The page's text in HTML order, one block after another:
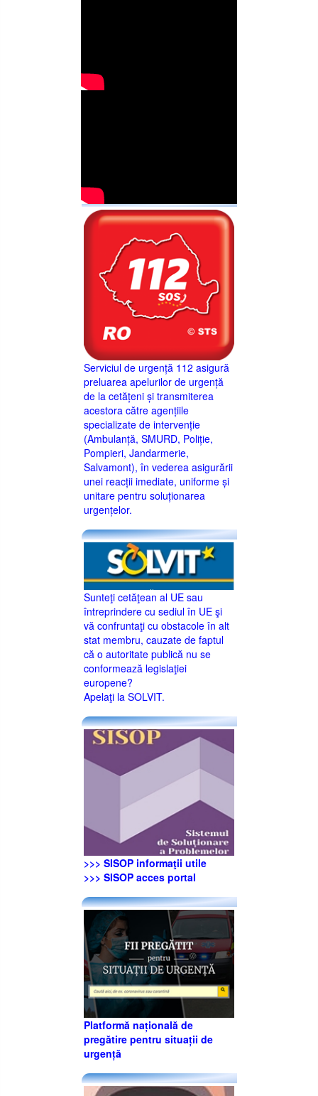
Serviciul de urgență 112 asigură
preluarea apelurilor de urgență
de la cetățeni și transmiterea
acestora către agențiile
specializate de intervenție
(Ambulanță, SMURD, Poliție,
Pompieri, Jandarmerie,
Salvamont), în vederea asigurării
unei reacții imediate, uniforme și
unitare pentru soluționarea
urgențelor.
Sunteţi cetăţean al UE sau
întreprindere cu sediul în UE şi
vă confruntaţi cu obstacole în alt
stat membru, cauzate de faptul
că o autoritate publică nu se
conformează legislaţiei
europene?
Apelaţi la SOLVIT.
>>> SISOP informaţii utile
>>> SISOP acces portal
Platformă națională de
pregătire pentru situații de
urgență